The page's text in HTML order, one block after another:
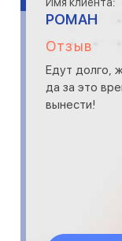
РОМАН
Отзыв
Едут долго,
да за это
вынести!